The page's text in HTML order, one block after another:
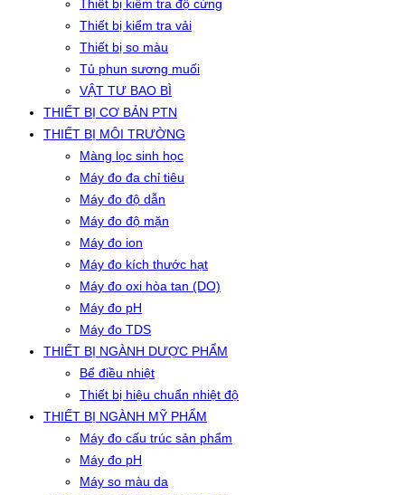
Thiết bị kiểm tra độ cứng
Thiết bị kiểm tra vải
Thiết bị so màu
Tủ phun sương muối
VẬT TƯ BAO BÌ
THIẾT BỊ CƠ BẢN PTN
THIẾT BỊ MÔI TRƯỜNG
Màng lọc sinh học
Máy đo đa chỉ tiêu
Máy đo độ dẫn
Máy đo độ mặn
Máy đo ion
Máy đo kích thước hạt
Máy đo oxi hòa tan (DO)
Máy đo pH
Máy đo TDS
THIẾT BỊ NGÀNH DƯỢC PHẨM
Bể điều nhiệt
Thiết bị hiệu chuẩn nhiệt độ
THIẾT BỊ NGÀNH MỸ PHẨM
Máy đo cấu trúc sản phẩm
Máy đo pH
Máy so màu da